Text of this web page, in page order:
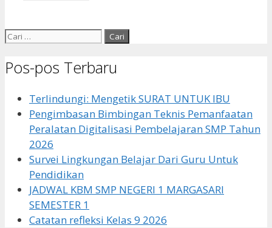
Cari
Pos-pos Terbaru
Terlindungi: Mengetik SURAT UNTUK IBU
Pengimbasan Bimbingan Teknis Pemanfaatan
Peralatan Digitalisasi Pembelajaran SMP Tahun
2026
Survei Lingkungan Belajar Dari Guru Untuk
Pendidikan
JADWAL KBM SMP NEGERI 1 MARGASARI
SEMESTER 1
Catatan refleksi Kelas 9 2026